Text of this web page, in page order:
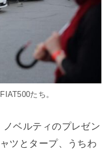
たち。
ベルティのプレゼン
ツとタープ、うちわ